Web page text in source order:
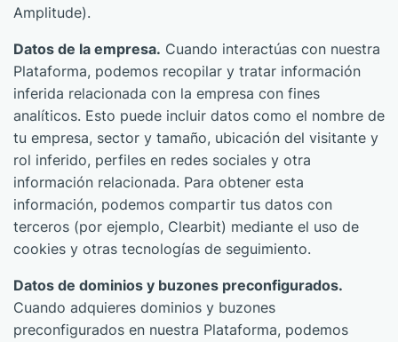
Amplitude).
Datos de la empresa. Cuando interactúas con nuestra
Plataforma, podemos recopilar y tratar información
inferida relacionada con la empresa con fines
analíticos. Esto puede incluir datos como el nombre de
tu empresa, sector y tamaño, ubicación del visitante y
rol inferido, perfiles en redes sociales y otra
información relacionada. Para obtener esta
información, podemos compartir tus datos con
terceros (por ejemplo, Clearbit) mediante el uso de
cookies y otras tecnologías de seguimiento.
Datos de dominios y buzones preconfigurados.
Cuando adquieres dominios y buzones
preconfigurados en nuestra Plataforma, podemos